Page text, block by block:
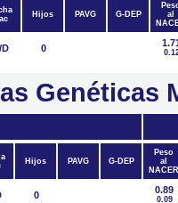
Hijos PAVG G-DEP
al
D 0
Genéticas
Hijos PAVG G-DEP
Peso
al
NACER
0 0.89
0.09